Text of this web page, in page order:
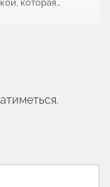
которая…